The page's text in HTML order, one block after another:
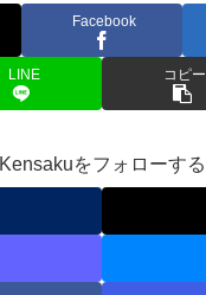
Facebook
LINE コピー
Kensakuをフォローする